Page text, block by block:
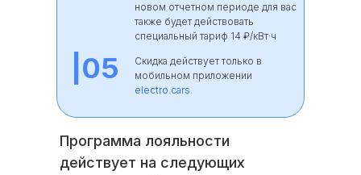
Скидка действует только в
мобильном приложении
electro.cars.
|05
новом отчетном периоде для вас
также будет действовать
специальный тариф 14 ₽/кВт·ч
Программа лояльности
действует на следующих